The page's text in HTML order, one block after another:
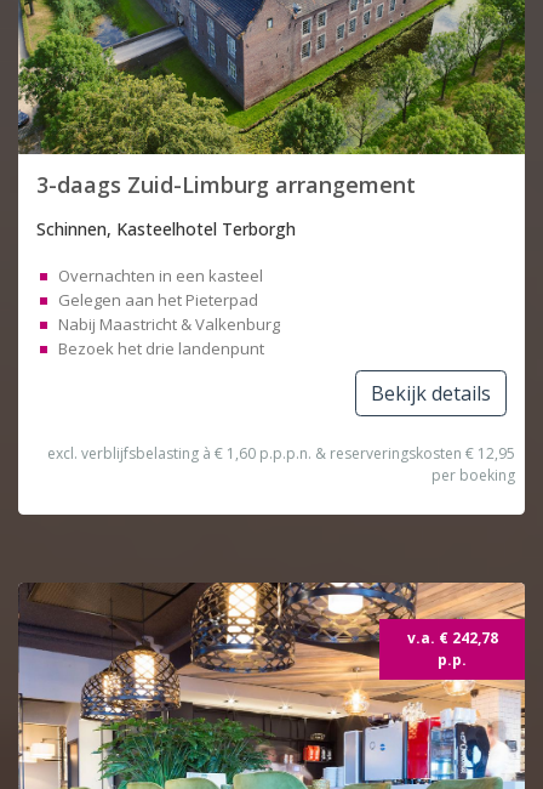
3-daags Zuid-Limburg arrangement
Schinnen, Kasteelhotel Terborgh
Overnachten in een kasteel
Gelegen aan het Pieterpad
Nabij Maastricht & Valkenburg
Bezoek het drie landenpunt
Bekijk details
excl. verblijfsbelasting à € 1,60 p.p.p.n. & reserveringskosten € 12,95
per boeking
v.a. € 242,78
p.p.